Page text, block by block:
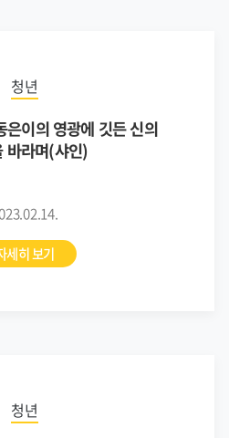
청년
이의 영광에 깃든 신의
바라며(샤인)
세히 보기
청년